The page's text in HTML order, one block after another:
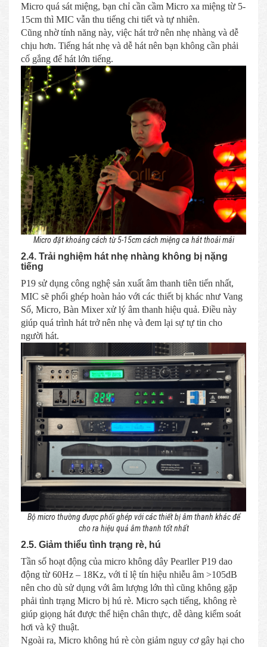
Micro quá sát miệng, bạn chỉ cần cầm Micro xa miệng từ 5-
15cm thì MIC vẫn thu tiếng chi tiết và tự nhiên.
Cũng nhờ tính năng này, việc hát trở nên nhẹ nhàng và dễ
chịu hơn. Tiếng hát nhẹ và dễ hát nên bạn không cần phải
cố gắng để hát lớn tiếng.
Micro đặt khoảng cách từ 5-15cm cách miệng ca hát thoải mái
2.4. Trải nghiệm hát nhẹ nhàng không bị nặng
tiếng
P19 sử dụng công nghệ sản xuất âm thanh tiên tiến nhất,
MIC sẽ phối ghép hoàn hảo với các thiết bị khác như Vang
Số, Micro, Bàn Mixer xử lý âm thanh hiệu quả. Điều này
giúp quá trình hát trở nên nhẹ và đem lại sự tự tin cho
người hát.
Bộ micro thường được phối ghép với các thiết bị âm thanh khác để
cho ra hiệu quả âm thanh tốt nhất
2.5. Giảm thiểu tình trạng rè, hú
Tần số hoạt động của micro không dây Pearller P19 dao
động từ 60Hz – 18Kz, với tỉ lệ tín hiệu nhiễu âm >105dB
nên cho dù sử dụng với âm lượng lớn thì cũng không gặp
phải tình trạng Micro bị hú rè. Micro sạch tiếng, không rè
giúp giọng hát được thể hiện chân thực, dễ dàng kiểm soát
hơi và kỹ thuật.
Ngoài ra, Micro không hú rè còn giảm nguy cơ gây hại cho